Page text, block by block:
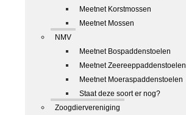
Meetnet Korstmossen
Meetnet Mossen
NMV
Meetnet Bospaddenstoelen
Meetnet Zeereeppaddenstoelen
Meetnet Moeraspaddenstoelen
Staat deze soort er nog?
Zoogdiervereniging